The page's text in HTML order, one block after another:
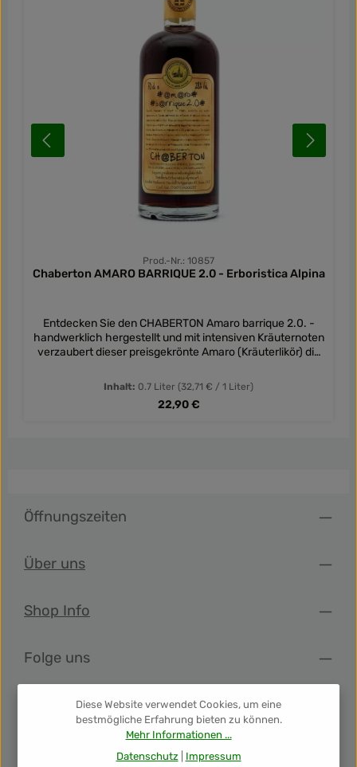
Prod.-Nr.: 10857
Chaberton AMARO BARRIQUE 2.0 - Erboristica Alpina
Entdecken Sie den CHABERTON Amaro barrique 2.0. -
handwerklich hergestellt und mit intensiven Kräuternoten
verzaubert dieser preisgekrönte Amaro (Kräuterlikör) die
Inhalt: 0.7 Liter (32,71 € / 1 Liter)
Regulärer Preis:
22,90 €
Öffnungszeiten
Über uns
Shop Info
Folge uns
Newsletter
Unsere Auszeichnungen
Diese Website verwendet Cookies, um eine
bestmögliche Erfahrung bieten zu können.
Mehr Informationen ...
Datenschutz| Impressum